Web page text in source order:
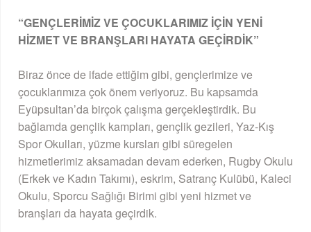
“GENÇLERİMİZ VE ÇOCUKLARIMIZ İÇİN YENİ
HİZMET VE BRANŞLARI HAYATA GEÇİRDİK”
Biraz önce de ifade ettiğim gibi, gençlerimize ve
çocuklarımıza çok önem veriyoruz. Bu kapsamda
Eyüpsultan’da birçok çalışma gerçekleştirdik. Bu
bağlamda gençlik kampları, gençlik gezileri, Yaz-Kış
Spor Okulları, yüzme kursları gibi süregelen
hizmetlerimiz aksamadan devam ederken, Rugby Okulu
(Erkek ve Kadın Takımı), eskrim, Satranç Kulübü, Kaleci
Okulu, Sporcu Sağlığı Birimi gibi yeni hizmet ve
branşları da hayata geçirdik.